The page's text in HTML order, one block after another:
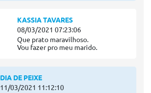
KASSIA TAVARES
08/03/2021 07:23:06
Que prato maravilhoso.
Vou fazer pro meu marido.
DIA DE PEIXE
11/03/2021 11:12:10